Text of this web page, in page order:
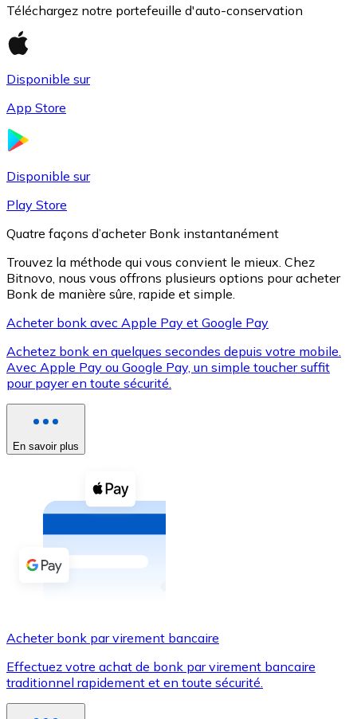
XRP
XRP
Voir toutes
Coupons crypto
Achetez des cryptomonnaies en espèces et d'autres
Acheter avec espèces
Virement SEPA
Utilisez les cartes Visa et Mastercard pour acheter
Acheter avec carte
Téléchargez notre portefeuille d'auto-conservation
Disponible sur
App Store
Disponible sur
Play Store
Quatre façons d’acheter Bonk instantanément
Trouvez la méthode qui vous convient le mieux. Chez
Bitnovo, nous vous offrons plusieurs options pour acheter
Bonk de manière sûre, rapide et simple.
Acheter bonk avec Apple Pay et Google Pay
Achetez bonk en quelques secondes depuis votre mobile.
Avec Apple Pay ou Google Pay, un simple toucher suffit
pour payer en toute sécurité.
En savoir plus
Acheter bonk par virement bancaire
Effectuez votre achat de bonk par virement bancaire
traditionnel rapidement et en toute sécurité.